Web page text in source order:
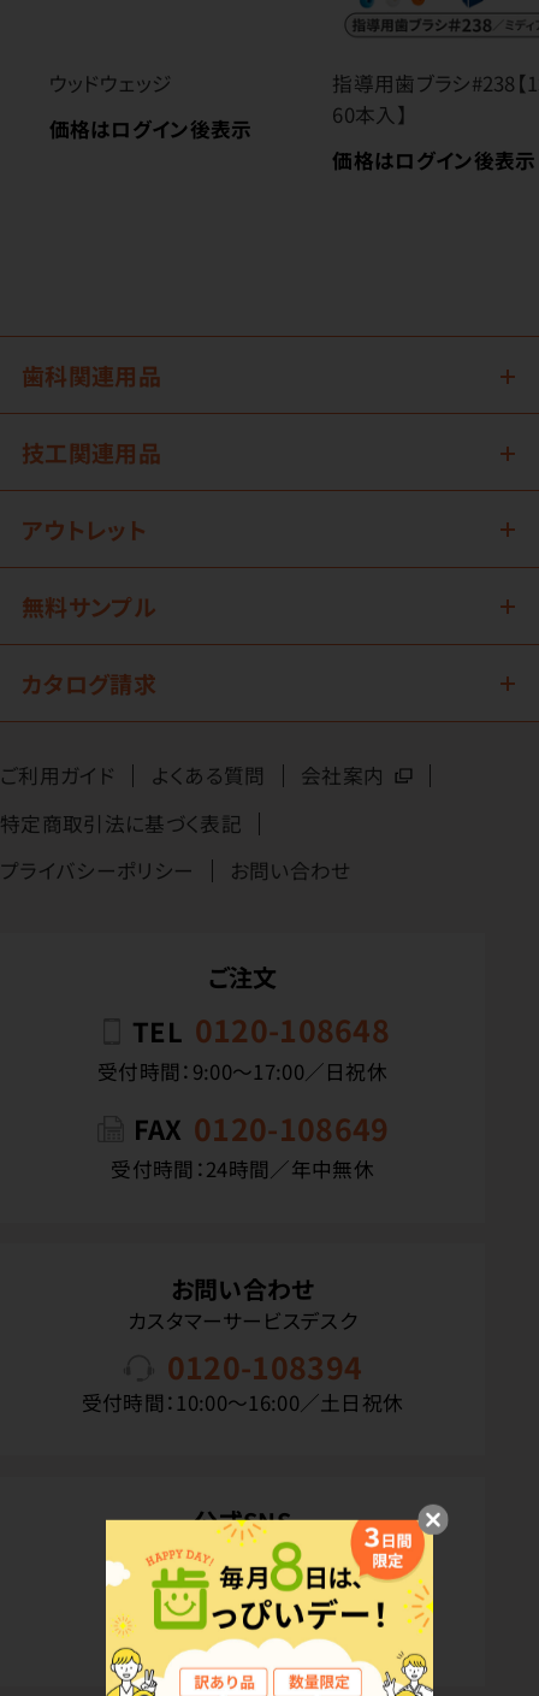
ウッドウェッジ
価格はログイン後表示
指導用歯ブラシ#238【
60本入】
価格はログイン後表示
歯科関連用品
技工関連用品
アウトレット
無料サンプル
カタログ請求
ご利用ガイド よくある質問
会社案内
特定商取引法に基づく表記
プライバシーポリシー
お問い合わせ
ご注文
TEL 0120-108648
受付時間：9:00〜17:00／日祝休
FAX 0120-108649
受付時間：24時間／年中無休
お問い合わせ
カスタマーサービスデスク
0120-108394
受付時間：10:00〜16:00／土日祝休
公式SNS